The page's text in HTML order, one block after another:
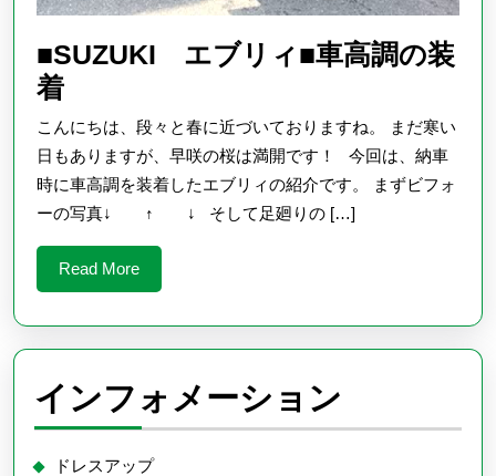
■SUZUKI エブリィ■車高調の装
着■SUZUKI
エ
ブ
リ
ィ
■
車
高
調
の
装
着
こんにちは、段々と春に近づいておりますね。 まだ寒い
日もありますが、早咲の桜は満開です！ 今回は、納車
時に車高調を装着したエブリィの紹介です。 まずビフォ
ーの写真↓ ↑ ↓ そして足廻りの […]
Read MoreRead
More
インフォメーション
ドレスアップ